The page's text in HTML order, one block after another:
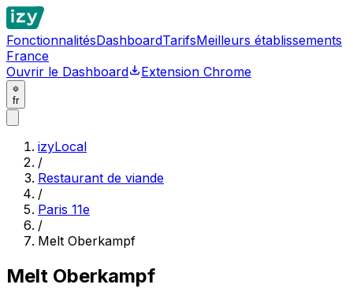
FonctionnalitésDashboardTarifsMeilleurs établissements
France
Ouvrir le Dashboard
Extension Chrome
fr
izyLocal
/
Restaurant de viande
/
Paris 11e
/
Melt Oberkampf
Melt Oberkampf